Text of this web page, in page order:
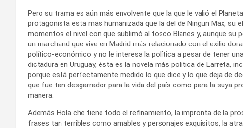
Pero su trama es aún más envolvente que la que le valió el
protagonista está más humanizada que la del de Ningún Max, su
momentos el nivel con que sublimó al tosco Blanes y, aunque su
un marchand que vive en Madrid más relacionado con el exilio
político-económico y no le interesa la política a pesar de tener
dictadura en Uruguay, ésta es la novela más política de Larreta,
porque está perfectamente medido lo que dice y lo que deja de
que fue tan desgarrador para la vida del país como para la suya
manera.
Además Hola che tiene todo el refinamiento, la impronta de la
frases tan terribles como amables y personajes exquisitos, la